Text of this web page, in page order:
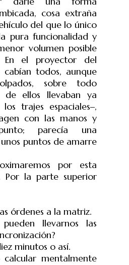
cosa extraña
del que lo único
pura funcionalidad y
volumen posible
el proyector del
todos, aunque
sobre todo
de ellos llevaban ya
trajes espaciales‒,
con las manos y
parecía una
puntos de amarre
por esta
Por la parte superior
órdenes a la matriz.
llevarnos las
minutos o así.
mentalmente